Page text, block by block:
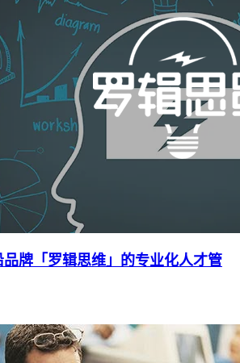
牌「罗辑思维」的专业化人才管